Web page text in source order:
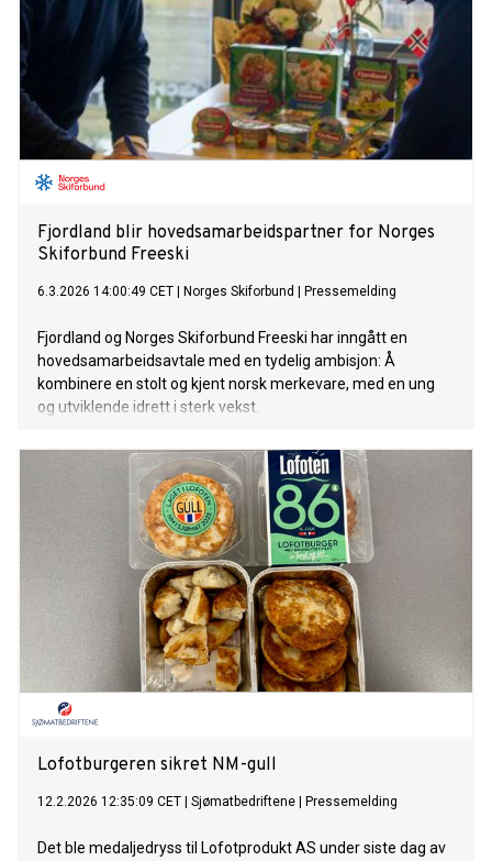
Fjordland blir hovedsamarbeidspartner for Norges
Skiforbund Freeski
6.3.2026 14:00:49 CET Norges Skiforbund Pressemelding
Fjordland og Norges Skiforbund Freeski har inngått en
hovedsamarbeidsavtale med en tydelig ambisjon: Å
kombinere en stolt og kjent norsk merkevare, med en ung
og utviklende idrett i sterk vekst.
Lofotburgeren sikret NM-gull
12.2.2026 12:35:09 CET Sjømatbedriftene Pressemelding
Det ble medaljedryss til Lofotprodukt AS under siste dag av